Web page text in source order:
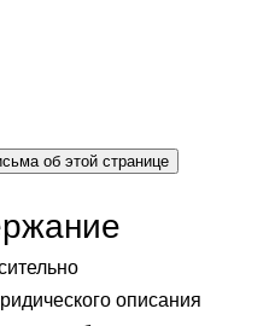
об этой странице
описания